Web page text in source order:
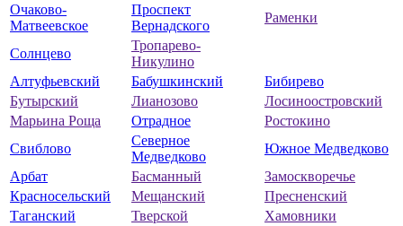
Очаково-
Матвеевское
Проспект
Вернадского
Раменки
Солнцево
Тропарево-
Никулино
Алтуфьевский
Бабушкинский
Бибирево
Бутырский
Лианозово
Лосиноостровский
Марьина Роща
Отрадное
Ростокино
Свиблово
Северное
Медведково
Южное Медведково
Арбат
Басманный
Замоскворечье
Красносельский
Мещанский
Пресненский
Таганский
Тверской
Хамовники